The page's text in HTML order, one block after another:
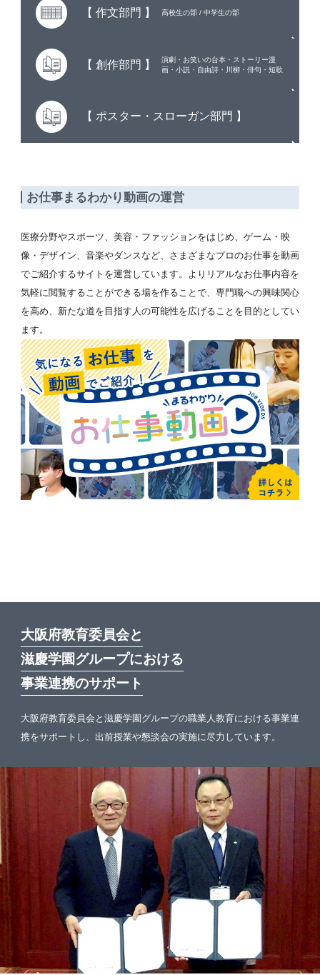
【 作文部門 】 高校生の部 / 中学生の部
【 創作部門 】
演劇・お笑いの台本・ストーリー漫
画・小説・自由詩・川柳・俳句・短歌
【 ポスター・ スローガン部門 】
お仕事まるわかり動画の運営
医療分野やスポーツ、美容・ファッションをはじめ、ゲーム・映
像・デザイン、音楽やダンスなど、さまざまなプロのお仕事を動画
でご紹介するサイトを運営しています。よりリアルなお仕事内容を
気軽に閲覧することができる場を作ることで、専門職への興味関心
を高め、新たな道を目指す人の可能性を広げることを目的としてい
ます。
大阪府教育委員会と
滋慶学園グループにおける
事業連携のサポート
大阪府教育委員会と滋慶学園グループの職業人教育における事業連
携をサポートし、出前授業や懇談会の実施に尽力しています。